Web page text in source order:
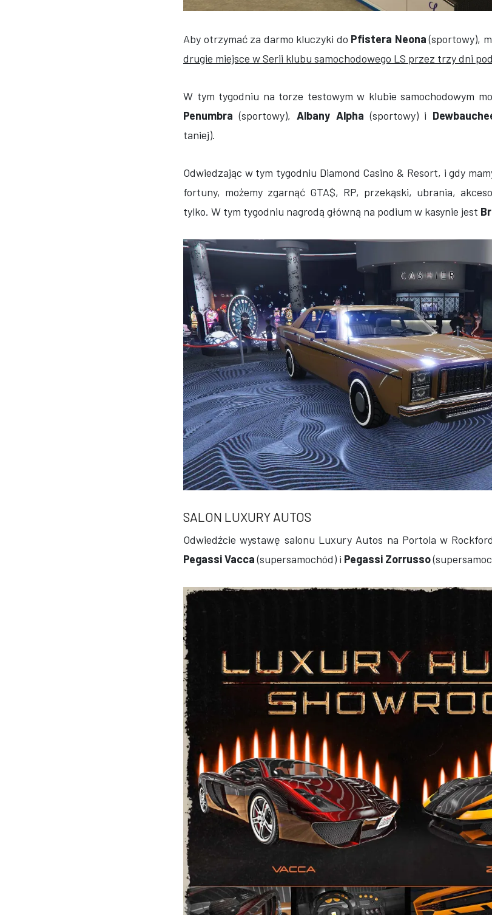
Aby otrzymać za darmo kluczyki do Pfistera Neona(sportowy),
drugie miejsce w Serii klubu samochodowego LS przez trzy dni
W tym tygodniu na torze testowym w klubie samochodowym
Penumbra (sportowy), Albany Alpha (sportowy) i
taniej).
Odwiedzając w tym tygodniu Diamond Casino & Resort, i gdy
fortuny, możemy zgarnąć GTA$, RP, przekąski, ubrania,
tylko. W tym tygodniu nagrodą główną na podium w kasynie jest
SALON LUXURY AUTOS
Odwiedźcie wystawę salonu Luxury Autos na Portola w
Pegassi Vacca(supersamochód) i Pegassi Zorrusso